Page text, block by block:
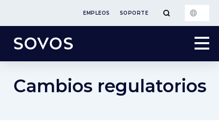
EMPLEOS SOPORTE
Cambios regulatorios